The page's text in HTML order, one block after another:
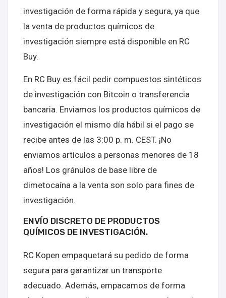
investigación de forma rápida y segura, ya que
la venta de productos químicos de
investigación siempre está disponible en RC
Buy.
En RC Buy es fácil pedir compuestos sintéticos
de investigación con Bitcoin o transferencia
bancaria. Enviamos los productos químicos de
investigación el mismo día hábil si el pago se
recibe antes de las 3:00 p. m. CEST. ¡No
enviamos artículos a personas menores de 18
años! Los gránulos de base libre de
dimetocaína a la venta son solo para fines de
investigación.
ENVÍO DISCRETO DE PRODUCTOS
QUÍMICOS DE INVESTIGACIÓN.
RC Kopen empaquetará su pedido de forma
segura para garantizar un transporte
adecuado. Además, empacamos de forma